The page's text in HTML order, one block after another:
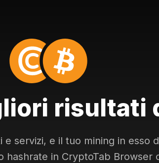
risultati
servizi, e il tuo mining in esso
hashrate in CryptoTab